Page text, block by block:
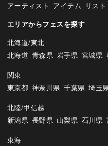
アーティスト アイテム リスト
エリアからフェスを探す
北海道/東北
北海道 青森県 岩手県 宮城県
関東
東京都 神奈川県 千葉県 埼玉
北陸/甲信越
新潟県 長野県 山梨県 石川県
東海